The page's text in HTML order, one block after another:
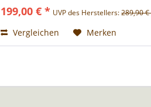
199,00 € * UVP des Herstellers:289,90
Vergleichen Merken